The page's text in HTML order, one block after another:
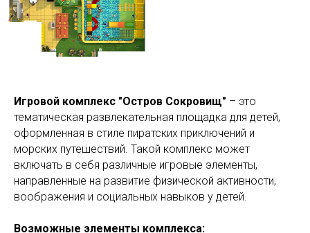
Игровой комплекс "Остров Сокровищ" – это
тематическая развлекательная площадка для детей,
оформленная в стиле пиратских приключений и
морских путешествий. Такой комплекс может
включать в себя различные игровые элементы,
направленные на развитие физической активности,
воображения и социальных навыков у детей.
Возможные элементы комплекса: